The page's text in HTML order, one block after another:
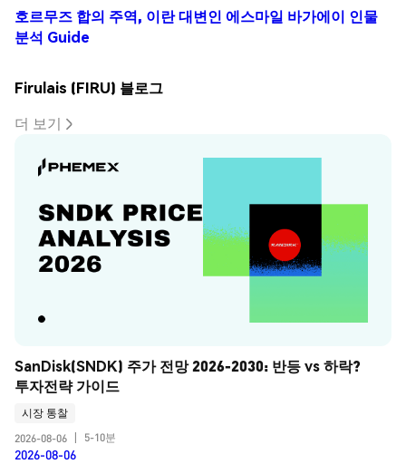
호르무즈 합의 주역, 이란 대변인 에스마일 바가에이 인물
분석 Guide
Firulais (FIRU) 블로그
더 보기
SanDisk(SNDK) 주가 전망 2026-2030: 반등 vs 하락?
투자전략 가이드
시장 통찰
2026-08-06
5-10분
2026-08-06